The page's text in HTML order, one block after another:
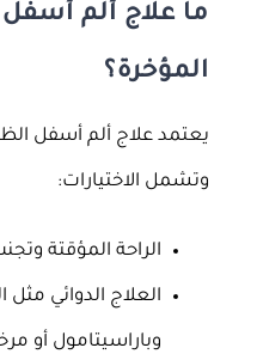
ما علاج ألم
المؤخرة؟
يعتمد علاج ألم أسفل
وتشمل الاختيارات:
الراحة المؤقتة
العلاج الدوائي
وباراسيتامول أو